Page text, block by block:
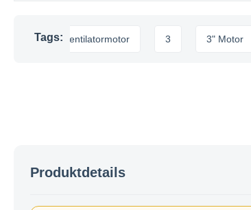
Tags:
Miniventilatormotor 3" Motor
Produktdetails